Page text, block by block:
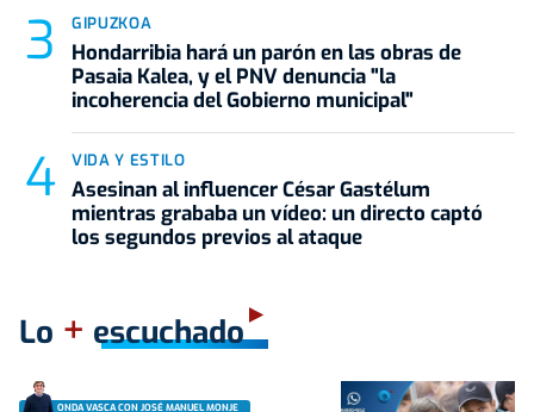
GIPUZKOA
Hondarribia hará un parón en las obras de
Pasaia Kalea, y el PNV denuncia "la
incoherencia del Gobierno municipal"
VIDA Y ESTILO
Asesinan al influencer César Gastélum
mientras grababa un vídeo: un directo captó
los segundos previos al ataque
Lo + escuchado
ONDA VASCA CON JOSÉ MANUEL MONJE